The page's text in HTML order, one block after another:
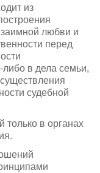
из
любви и
перед
либо в дела семьи,
судебной
только в органах